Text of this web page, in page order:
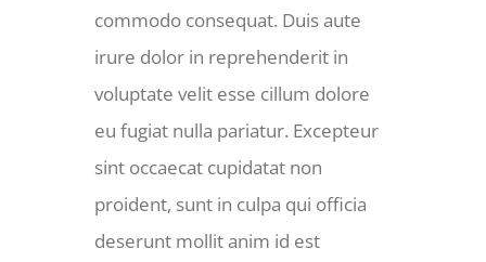
commodo consequat. Duis aute
irure dolor in reprehenderit in
voluptate velit esse cillum dolore
eu fugiat nulla pariatur. Excepteur
sint occaecat cupidatat non
proident, sunt in culpa qui officia
deserunt mollit anim id est